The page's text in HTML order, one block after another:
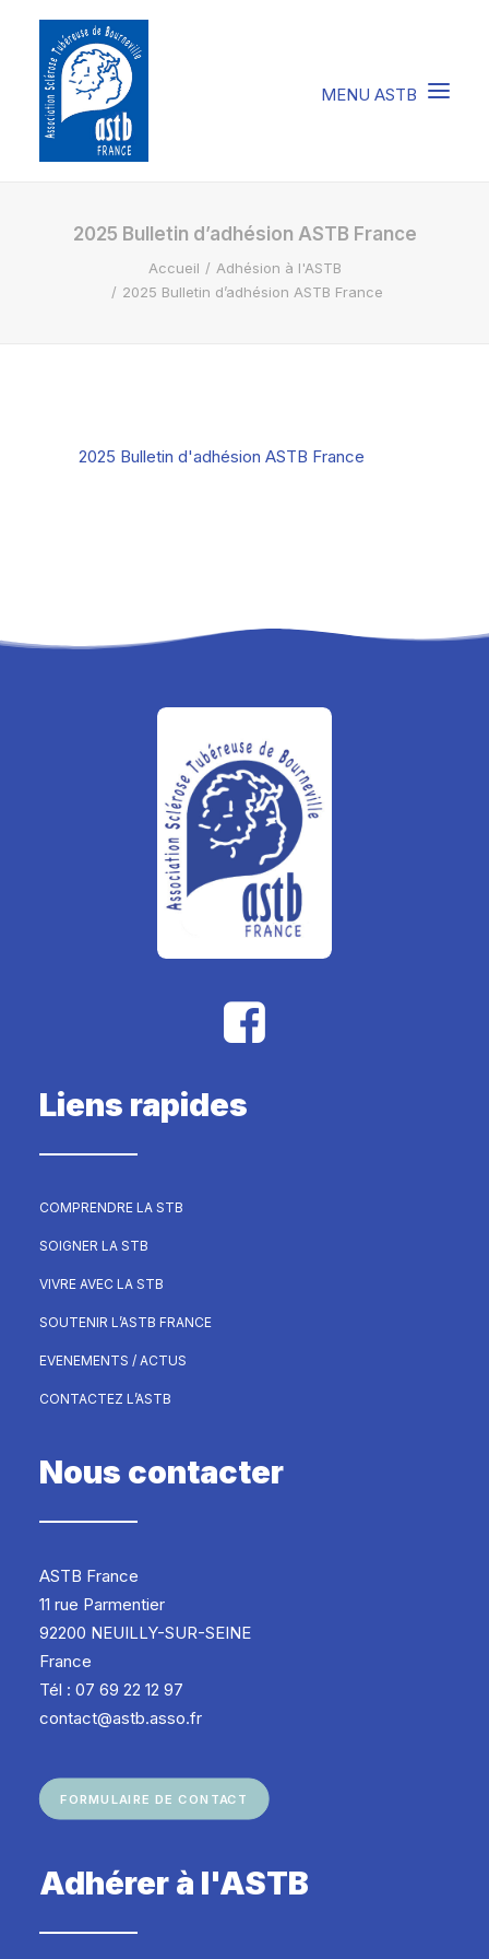
COMPRENDRE LA STB
SOIGNER LA STB
FAIRE UN DON
2025 Bulletin d’adhésion ASTB France
Accueil
Adhésion à l'ASTB
2025 Bulletin d’adhésion ASTB France
2025 Bulletin d'adhésion ASTB France
Liens rapides
COMPRENDRE LA STB
SOIGNER LA STB
VIVRE AVEC LA STB
SOUTENIR L’ASTB FRANCE
EVENEMENTS / ACTUS
CONTACTEZ L’ASTB
Nous contacter
ASTB France
11 rue Parmentier
92200 NEUILLY-SUR-SEINE
France
Tél : 07 69 22 12 97
contact@astb.asso.fr
FORMULAIRE DE CONTACT
Adhérer à l'ASTB